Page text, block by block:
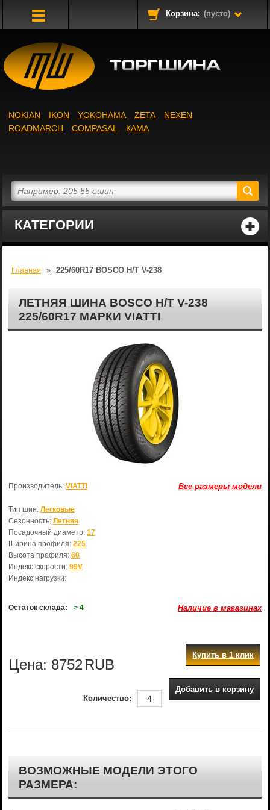
Корзина: (пусто)
КАТЕГОРИИ
NOKIAN IKON YOKOHAMA ZETA
NEXEN
ROADMARCH
COMPASAL КАМА
Главная » 225/60R17 BOSCO H/T V-238
ЛЕТНЯЯ ШИНА BOSCO H/T V-238
225/60R17 МАРКИ VIATTI
Все размеры модели
Производитель: VIATTI
Тип шин: Легковые
Сезонность: Летняя
Посадочный диаметр: 17
Ширина профиля: 225
Высота профиля: 60
Индекс скорости: 99V
Индекс нагрузки:
Остаток склада: > 4 Наличие в магазинах
Цена: 8752 RUB
Купить в 1 клик
Добавить в корзину
Количество:
ВОЗМОЖНЫЕ МОДЕЛИ ЭТОГО
РАЗМЕРА: